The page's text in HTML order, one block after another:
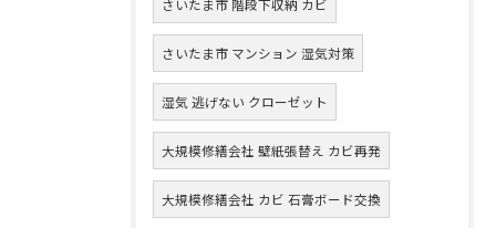
さいたま市 階段下収納 カビ
さいたま市 マンション 湿気対策
湿気 逃げない クローゼット
大規模修繕会社 壁紙張替え カビ再発
大規模修繕会社 カビ 石膏ボード交換